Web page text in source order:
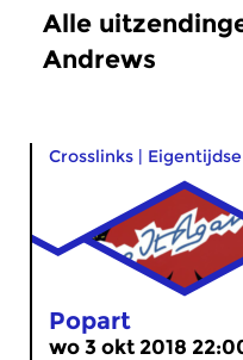
Alle
Andrews
Crosslinks |
Popart
wo 3 okt 2018